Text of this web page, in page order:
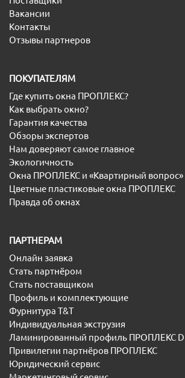
Вакансии
Контакты
Отзывы партнеров
ПОКУПАТЕЛЯМ
Где купить окна ПРОПЛЕКС?
Как выбрать окно?
Гарантия качества
Обзоры экспертов
Нам доверяют самое главное
Экологичность
Окна ПРОПЛЕКС и «Квартирный вопрос»
Цветные пластиковые окна ПРОПЛЕКС
Правда об окнах
ПАРТНЕРАМ
Онлайн заявка
Стать партнёром
Стать поставщиком
Профиль и комплектующие
Фурнитура T&T
Индивидуальная экструзия
Ламинированный профиль ПРОПЛЕКС
Привилегии партнёров ПРОПЛЕКС
Юридический сервис